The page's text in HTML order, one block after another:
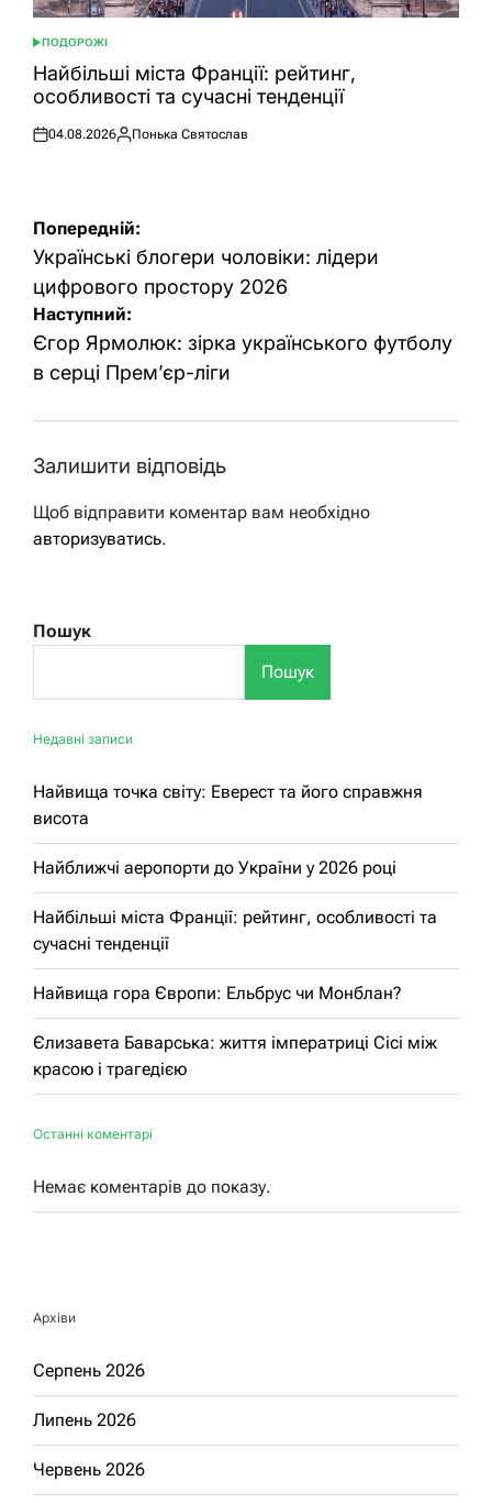
ОПУБЛІКУВАТИ
У
ПОДОРОЖІ
Найбільші міста Франції: рейтинг,
особливості та сучасні тенденції
Оприлюднено
04.08.2026
Опубліковано
Понька Святослав
Навігація
записів
Попередній:
Українські блогери чоловіки: лідери
цифрового простору 2026
Наступний:
Єгор Ярмолюк: зірка українського футболу
в серці Прем’єр-ліги
Залишити відповідь
Щоб відправити коментар вам необхідно
авторизуватись.
Пошук
Пошук
Недавні записи
Найвища точка світу: Еверест та його справжня
висота
Найближчі аеропорти до України у 2026 році
Найбільші міста Франції: рейтинг, особливості та
сучасні тенденції
Найвища гора Європи: Ельбрус чи Монблан?
Єлизавета Баварська: життя імператриці Сісі між
красою і трагедією
Останні коментарі
Немає коментарів до показу.
Архіви
Серпень 2026
Липень 2026
Червень 2026